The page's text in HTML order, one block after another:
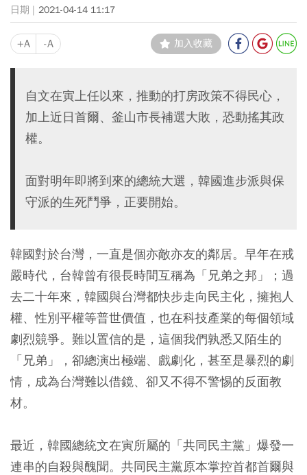
2021-04-14 11:17
+A -A 加入收藏
自文在寅上任以來，推動的打房政策不得民心，
加上近日首爾、釜山市長補選大敗，恐動搖其政
權。
面對明年即將到來的總統大選，韓國進步派與保
守派的生死鬥爭，正要開始。
韓國對於台灣，一直是個亦敵亦友的鄰居。早年在戒
嚴時代，台韓曾有很長時間互稱為「兄弟之邦」；過
去二十年來，韓國與台灣都快步走向民主化，擁抱人
權、性別平權等普世價值，也在科技產業的每個領域
劇烈競爭。難以置信的是，這個我們孰悉又陌生的
「兄弟」，卻總演出極端、戲劇化，甚至是暴烈的劇
情，成為台灣難以借鏡、卻又不得不警惕的反面教
材。
最近，韓國總統文在寅所屬的「共同民主黨」爆發一
連串的自殺與醜聞。共同民主黨原本掌控首都首爾與